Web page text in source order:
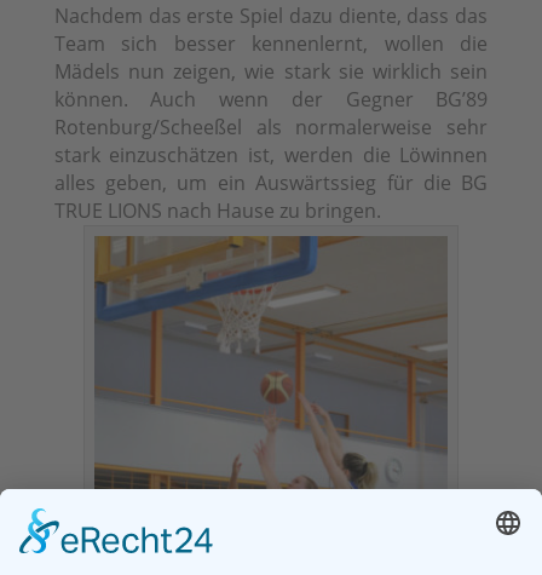
Nachdem das erste Spiel dazu diente, dass das
Team sich besser kennenlernt, wollen die
Mädels nun zeigen, wie stark sie wirklich sein
können. Auch wenn der Gegner BG’89
Rotenburg/Scheeßel als normalerweise sehr
stark einzuschätzen ist, werden die Löwinnen
alles geben, um ein Auswärtssieg für die BG
TRUE LIONS nach Hause zu bringen.